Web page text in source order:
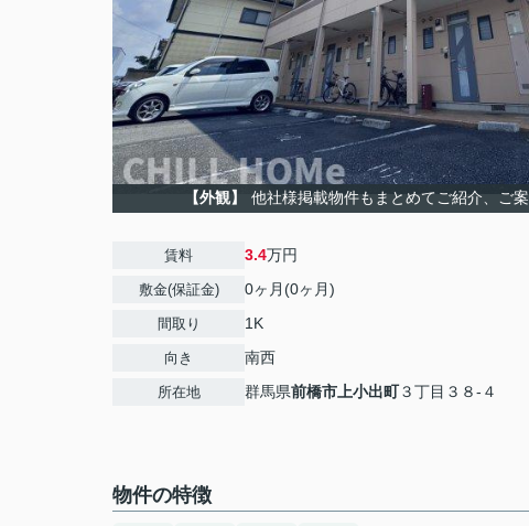
【外観】 他社様掲載物件もまとめてご紹介、ご
賃料 3.4万円
敷金(保証金) 0ヶ月(0ヶ月)
間取り 1K
向き 南西
所在地 群馬県前橋市 上小出町３丁目３８-４
物件の特徴